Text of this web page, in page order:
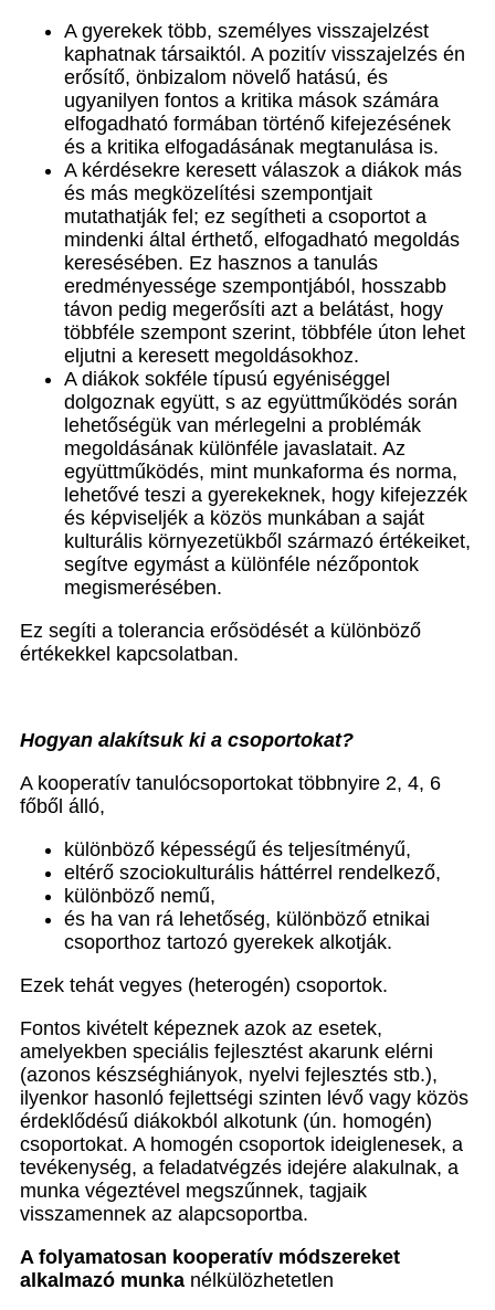
A gyerekek több, személyes visszajelzést
kaphatnak társaiktól. A pozitív visszajelzés én
erősítő, önbizalom növelő hatású, és
ugyanilyen fontos a kritika mások számára
elfogadható formában történő kifejezésének
és a kritika elfogadásának megtanulása is.
A kérdésekre keresett válaszok a diákok más
és más megközelítési szempontjait
mutathatják fel; ez segítheti a csoportot a
mindenki által érthető, elfogadható megoldás
keresésében. Ez hasznos a tanulás
eredményessége szempontjából, hosszabb
távon pedig megerősíti azt a belátást, hogy
többféle szempont szerint, többféle úton lehet
eljutni a keresett megoldásokhoz.
A diákok sokféle típusú egyéniséggel
dolgoznak együtt, s az együttműködés során
lehetőségük van mérlegelni a problémák
megoldásának különféle javaslatait. Az
együttműködés, mint munkaforma és norma,
lehetővé teszi a gyerekeknek, hogy kifejezzék
és képviseljék a közös munkában a saját
kulturális környezetükből származó értékeiket,
segítve egymást a különféle nézőpontok
megismerésében.
Ez segíti a tolerancia erősödését a különböző
értékekkel kapcsolatban.
Hogyan alakítsuk ki a csoportokat?
A kooperatív tanulócsoportokat többnyire 2, 4, 6
főből álló,
különböző képességű és teljesítményű,
eltérő szociokulturális háttérrel rendelkező,
különböző nemű,
és ha van rá lehetőség, különböző etnikai
csoporthoz tartozó gyerekek alkotják.
Ezek tehát vegyes (heterogén) csoportok.
Fontos kivételt képeznek azok az esetek,
amelyekben speciális fejlesztést akarunk elérni
(azonos készséghiányok, nyelvi fejlesztés stb.),
ilyenkor hasonló fejlettségi szinten lévő vagy közös
érdeklődésű diákokból alkotunk (ún. homogén)
csoportokat. A homogén csoportok ideiglenesek, a
tevékenység, a feladatvégzés idejére alakulnak, a
munka végeztével megszűnnek, tagjaik
visszamennek az alapcsoportba.
A folyamatosan kooperatív módszereket
alkalmazó munka nélkülözhetetlen